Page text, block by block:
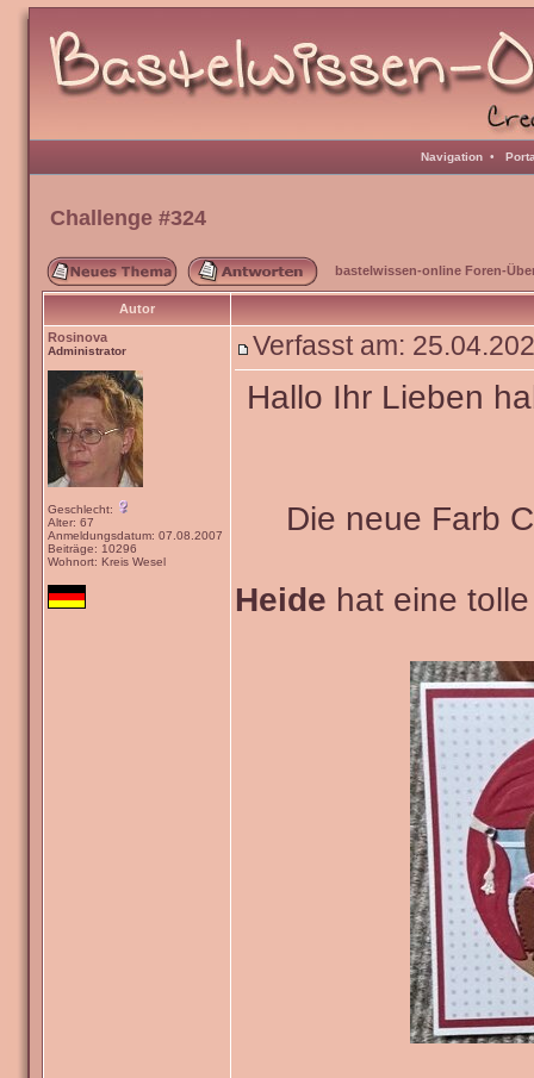
Navigation •
Challenge #324
bastelwissen-online Foren-
Autor
Rosinova
Administrator
Geschlecht:
Alter: 67
Anmeldungsdatum: 07.08.2007
Beiträge: 10296
Wohnort: Kreis Wesel
Verfasst am:
Hallo Ihr Lieben
Die neue Farb
Heide hat eine